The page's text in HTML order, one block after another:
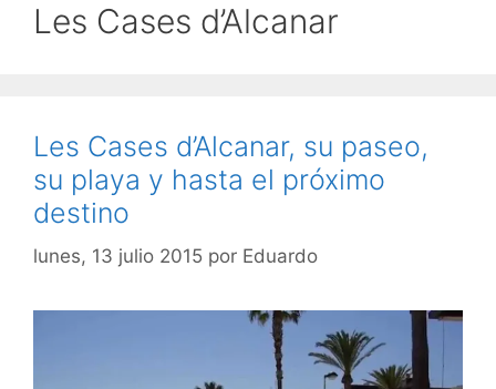
Les Cases d’Alcanar
Les Cases d’Alcanar, su paseo,
su playa y hasta el próximo
destino
lunes, 13 julio 2015 por Eduardo